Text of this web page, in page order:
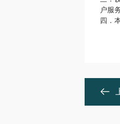
户服
四．